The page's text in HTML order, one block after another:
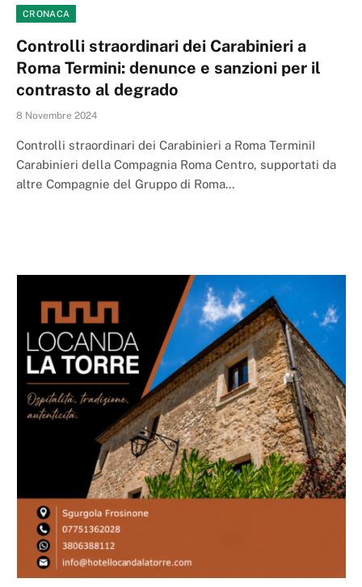
CRONACA
Controlli straordinari dei Carabinieri a
Roma Termini: denunce e sanzioni per il
contrasto al degrado
8 Novembre 2024
Controlli straordinari dei Carabinieri a Roma TerminiI
Carabinieri della Compagnia Roma Centro, supportati da
altre Compagnie del Gruppo di Roma…